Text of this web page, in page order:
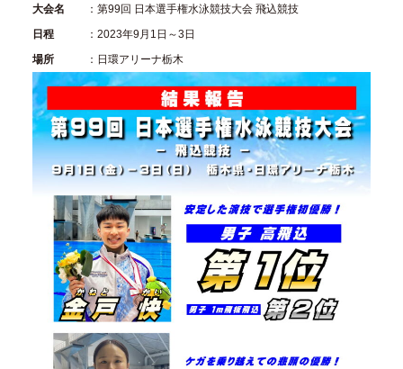
大会名
：第99回 日本選手権水泳競技大会 飛込競技
日程
：2023年9月1日～3日
場所
：日環アリーナ栃木